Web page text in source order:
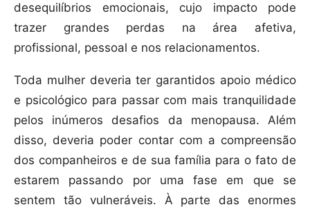
desequilíbrios emocionais, cujo impacto pode
trazer grandes perdas na área afetiva,
profissional, pessoal e nos relacionamentos.
Toda mulher deveria ter garantidos apoio médico
e psicológico para passar com mais tranquilidade
pelos inúmeros desafios da menopausa. Além
disso, deveria poder contar com a compreensão
dos companheiros e de sua família para o fato de
estarem passando por uma fase em que se
sentem tão vulneráveis. À parte das enormes